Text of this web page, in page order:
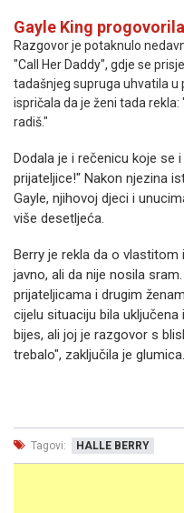
Gayle King
Razgovor je potaknulo
"Call Her Daddy", gdje se
tadašnjeg supruga uhvatila u
ispričala da je ženi tada
radiš."
Dodala je i rečenicu koje se
prijateljice!" Nakon njezina
Gayle, njihovoj djeci i
više desetljeća.
Berry je rekla da o
javno, ali da nije nosila
prijateljicama i drugim
cijelu situaciju bila
bijes, ali joj je razgovor s
trebalo", zaključila je glumica.
Tagovi: HALLE BERRY